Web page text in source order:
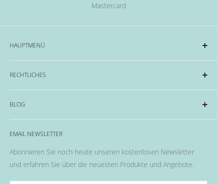
Mastercard
HAUPTMENÜ
Acryl und Dipping-System
Hard Gel Serien
CND™
OPI
EMME Farben
Flüssigkeiten & Versiegelung
Pinsel
Nail Art
RECHTLICHES
Impressum
Datenschutzerklärung
Widerrufsrecht & Widerrufsformular
Allgemeine Geschäftsbedingungen
BLOG
Alles rund um das Thema Nägel, Nail Art und Co.
EMAIL NEWSLETTER
Abonnieren Sie noch heute unseren kostenlosen Newsletter
und erfahren Sie über die neuesten Produkte und Angebote.